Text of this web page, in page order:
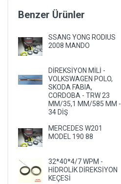
KIA
LANCIA
LAND ROVER
LEXUS
LINCOLN
MASERATI
MAZDA
MERCEDES
MERCURY
Benzer Ürünler
SSANG YONG RODIUS
2008 MANDO
DİREKSİYON MİLİ -
VOLKSWAGEN POLO,
SKODA FABIA,
CORDOBA - TRW 23
MM/35,1 MM/585 MM -
34 DİŞ
MERCEDES W201
MODEL 190 88
32*40*4/7 WPM -
HİDROLİK DİREKSİYON
KEÇESİ
19*38.1*6.5/9 TCNW11 -
HİDROLİK DİRESKİYON
KEÇESİ